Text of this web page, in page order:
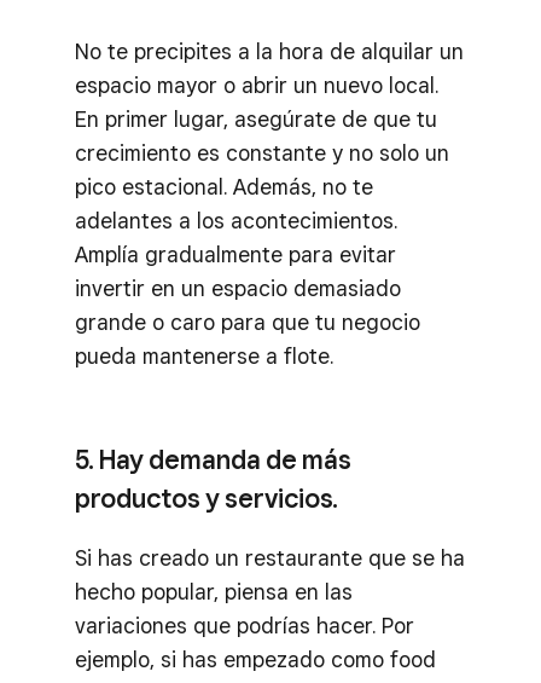
No te precipites a la hora de alquilar un
espacio mayor o abrir un nuevo local.
En primer lugar, asegúrate de que tu
crecimiento es constante y no solo un
pico estacional. Además, no te
adelantes a los acontecimientos.
Amplía gradualmente para evitar
invertir en un espacio demasiado
grande o caro para que tu negocio
pueda mantenerse a flote.
5. Hay demanda de más
productos y servicios.
Si has creado un restaurante que se ha
hecho popular, piensa en las
variaciones que podrías hacer. Por
ejemplo, si has empezado como food